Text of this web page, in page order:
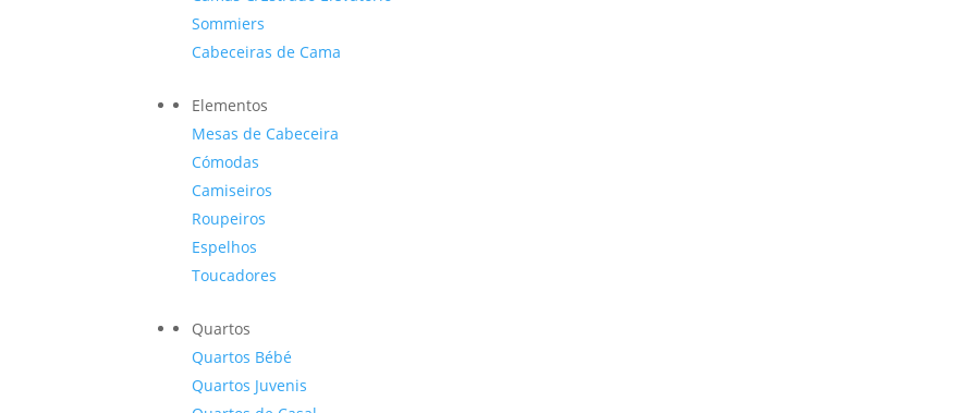
Sommiers
Cabeceiras de Cama
Elementos
Mesas de Cabeceira
Cómodas
Camiseiros
Roupeiros
Espelhos
Toucadores
Quartos
Quartos Bébé
Quartos Juvenis